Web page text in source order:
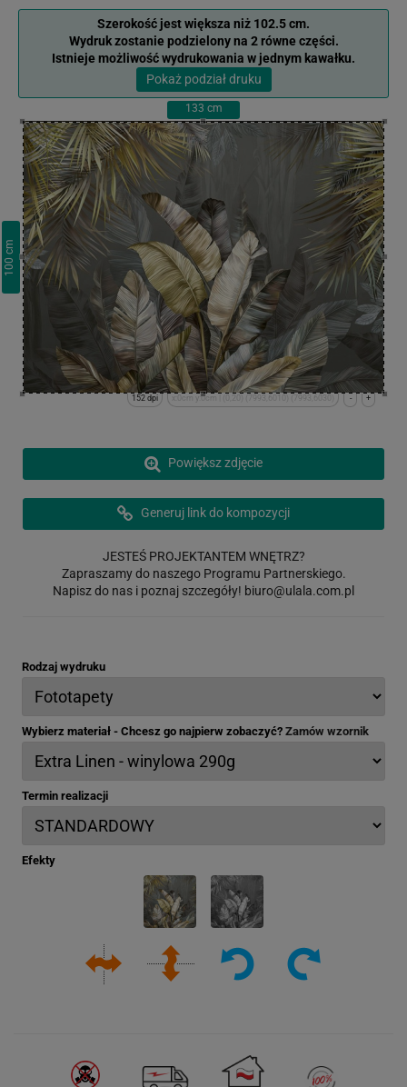
Szerokość jest większa niż 102.5 cm.
Wydruk zostanie podzielony na 2 równe części.
Istnieje możliwość wydrukowania w jednym kawałku.
Pokaż podział druku
133 cm
100
cm
+
-
x:0cm y:0cm | (0,20) (7993,6010) (7993,6030)
152 dpi
Powiększ zdjęcie
Generuj link do kompozycji
JESTEŚ PROJEKTANTEM WNĘTRZ?
Zapraszamy do naszego Programu Partnerskiego.
Napisz do nas i poznaj szczegóły! biuro@ulala.com.pl
Rodzaj wydruku
Wybierz materiał - Chcesz go najpierw zobaczyć? Zamów wzornik
Termin realizacji
Efekty